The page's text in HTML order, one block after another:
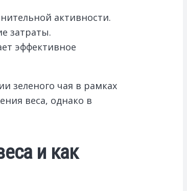
активности.
затраты.
эффективное
зеленого чая в рамках
веса, однако в
и как